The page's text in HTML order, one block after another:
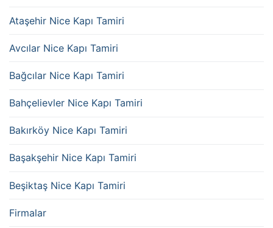
Ataşehir Nice Kapı Tamiri
Avcılar Nice Kapı Tamiri
Bağcılar Nice Kapı Tamiri
Bahçelievler Nice Kapı Tamiri
Bakırköy Nice Kapı Tamiri
Başakşehir Nice Kapı Tamiri
Beşiktaş Nice Kapı Tamiri
Firmalar